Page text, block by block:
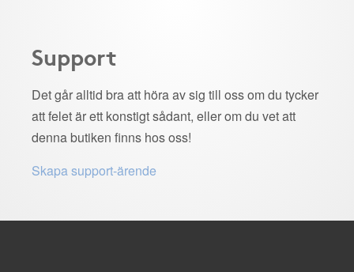
Support
Det går alltid bra att höra av sig till oss om du tycker
att felet är ett konstigt sådant, eller om du vet att
denna butiken finns hos oss!
Skapa support-ärende